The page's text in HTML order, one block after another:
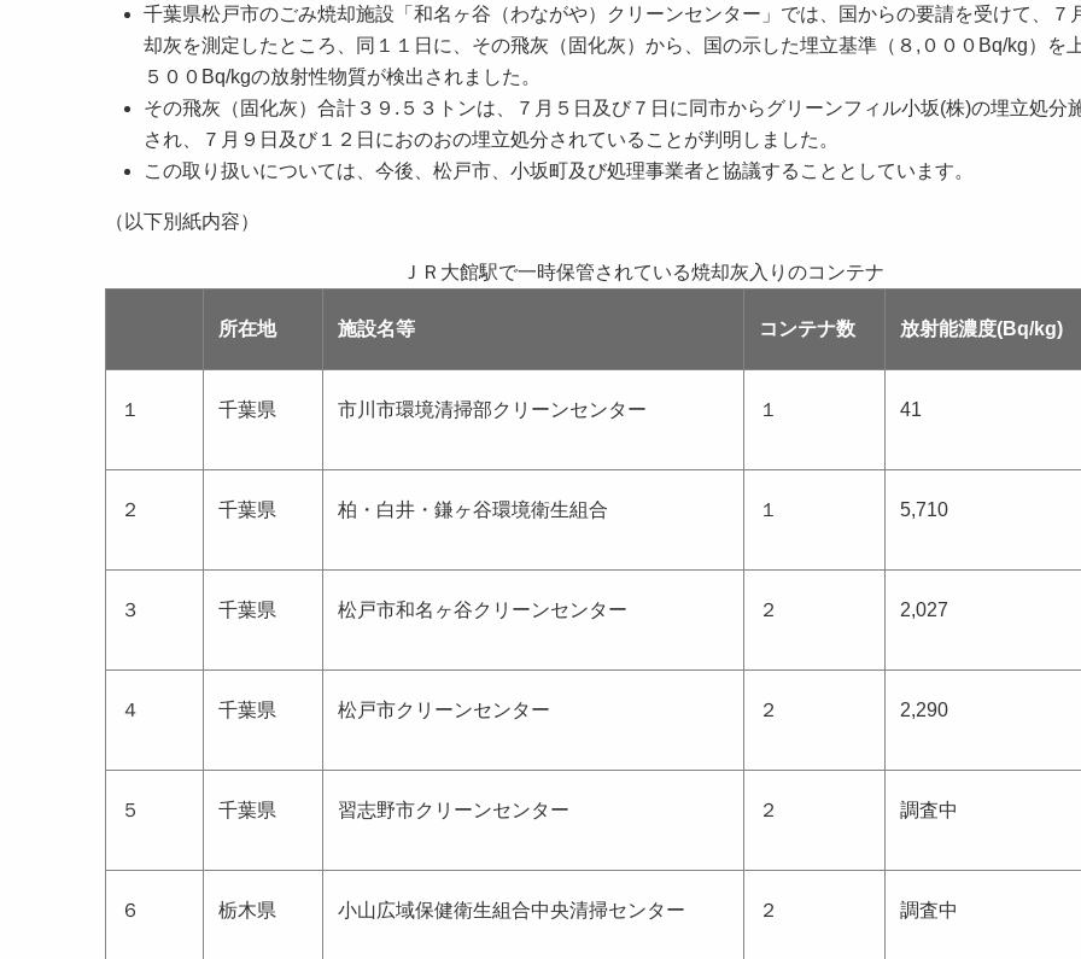
千葉県松戸市のごみ焼却施設「和名ヶ谷（わながや）クリーンセンター」では、国からの要請を受けて、７
却灰を測定したところ、同１１日に、その飛灰（固化灰）から、国の示した埋立基準（８,０００Bq/kg）を
５００Bq/kgの放射性物質が検出されました。
その飛灰（固化灰）合計３９.５３トンは、７月５日及び７日に同市からグリーンフィル小坂(株)の埋立処分
され、７月９日及び１２日におのおの埋立処分されていることが判明しました。
この取り扱いについては、今後、松戸市、小坂町及び処理事業者と協議することとしています。
（以下別紙内容）
ＪＲ大館駅で一時保管されている焼却灰入りのコンテナ
所在地 施設名等 コンテナ数 放射能濃度(Bq/kg)
１ 千葉県 市川市環境清掃部クリーンセンター １ 41
２ 千葉県 柏・白井・鎌ヶ谷環境衛生組合 １ 5,710
３ 千葉県 松戸市和名ヶ谷クリーンセンター ２ 2,027
４ 千葉県 松戸市クリーンセンター ２ 2,290
５ 千葉県 習志野市クリーンセンター ２ 調査中
６ 栃木県 小山広域保健衛生組合中央清掃センター ２ 調査中